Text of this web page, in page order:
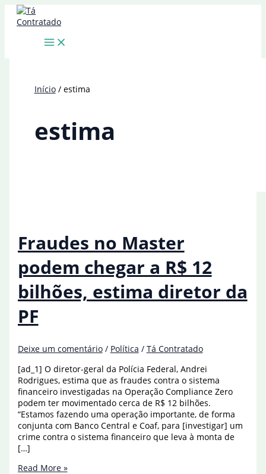
para
Início estima
estima
Fraudes no Master
podem chegar a R$ 12
bilhões, estima diretor da
PF
Deixe um comentário / Política / Tá Contratado
[ad_1] O diretor-geral da Polícia Federal, Andrei
Rodrigues, estima que as fraudes contra o sistema
financeiro investigadas na Operação Compliance Zero
podem ter movimentado cerca de R$ 12 bilhões.
“Estamos fazendo uma operação importante, de forma
conjunta com Banco Central e Coaf, para [investigar] um
crime contra o sistema financeiro que leva à monta de
[…]
Fraudes
Read More »